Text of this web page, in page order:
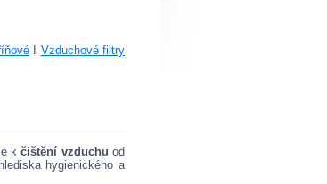
I Vzduchové filtry
k čištění vzduchuod
hygienického a